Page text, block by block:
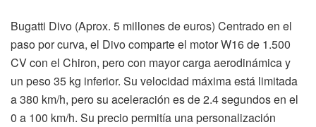
Bugatti Divo (Aprox. 5 millones de euros) Centrado en el
paso por curva, el Divo comparte el motor W16 de 1.500
CV con el Chiron, pero con mayor carga aerodinámica y
un peso 35 kg inferior. Su velocidad máxima está limitada
a 380 km/h, pero su aceleración es de 2.4 segundos en el
0 a 100 km/h. Su precio permitía una personalización